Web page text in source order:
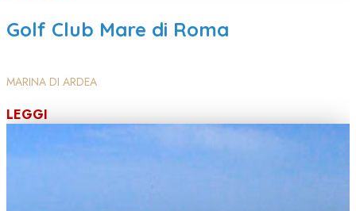
Golf Club Mare di Roma
MARINA DI ARDEA
LEGGI